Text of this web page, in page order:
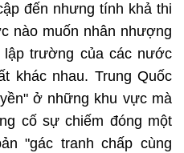
đến nhưng tính khả thi
nào muốn nhân nhượng
trường của các nước
khác nhau. Trung Quốc
ở những khu vực mà
cố sự chiếm đóng một
"gác tranh chấp cùng